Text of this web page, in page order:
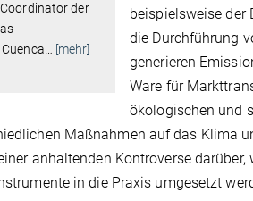
der
… [mehr]
beispielsweise der
die Durchführung
generieren
Ware für
ökologischen und
Maßnahmen auf das Klima
anhaltenden Kontroverse
in die Praxis umgesetzt